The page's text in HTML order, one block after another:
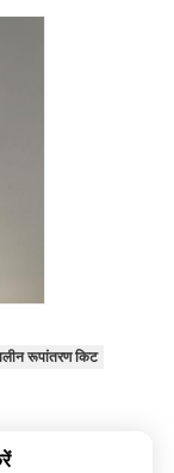
रूपांतरण किट